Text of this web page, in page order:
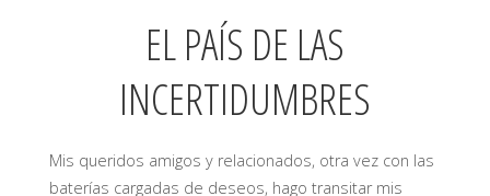
EL PAÍS DE LAS
INCERTIDUMBRES
Mis queridos amigos y relacionados, otra vez con las
baterías cargadas de deseos, hago transitar mis